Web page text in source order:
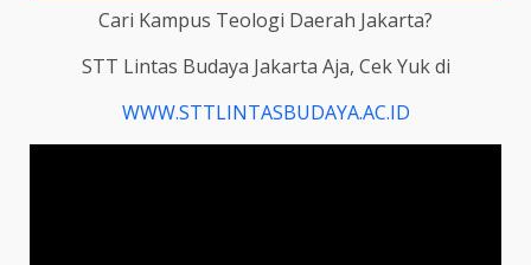
Cari Kampus Teologi Daerah Jakarta?
STT Lintas Budaya Jakarta Aja, Cek Yuk di
WWW.STTLINTASBUDAYA.AC.ID